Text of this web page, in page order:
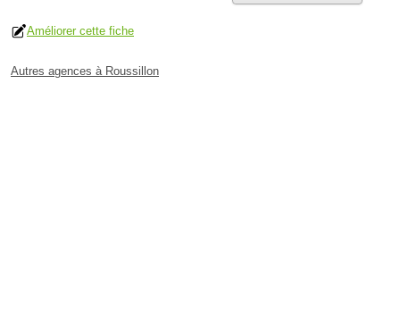
Améliorer cette fiche
Autres agences à Roussillon